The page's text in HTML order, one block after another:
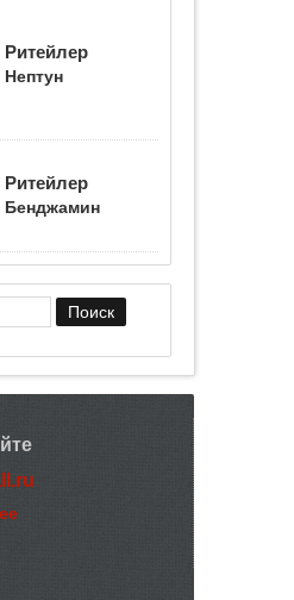
Ритейлер
Нептун
Ритейлер
Бенджамин